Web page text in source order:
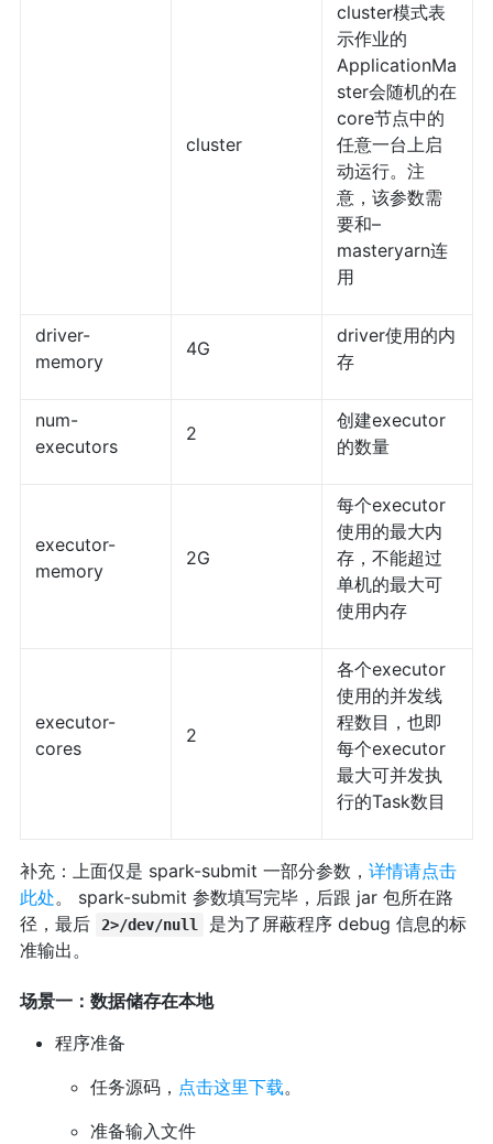
cluster
cluster模式表
示作业的
ApplicationMa
ster会随机的在
core节点中的
任意一台上启
动运行。注
意，该参数需
要和–
masteryarn连
用
driver-
memory
4G
driver使用的内
存
num-
executors
2
创建executor
的数量
executor-
memory
2G
每个executor
使用的最大内
存，不能超过
单机的最大可
使用内存
executor-
cores
2
各个executor
使用的并发线
程数目，也即
每个executor
最大可并发执
行的Task数目
补充：上面仅是 spark-submit 一部分参数， 详情请点击
此处。 spark-submit 参数填写完毕，后跟 jar 包所在路
径，最后
2>/dev/null
是为了屏蔽程序 debug 信息的标
准输出。
场景一：数据储存在本地
程序准备
任务源码， 点击这里下载。
准备输入文件